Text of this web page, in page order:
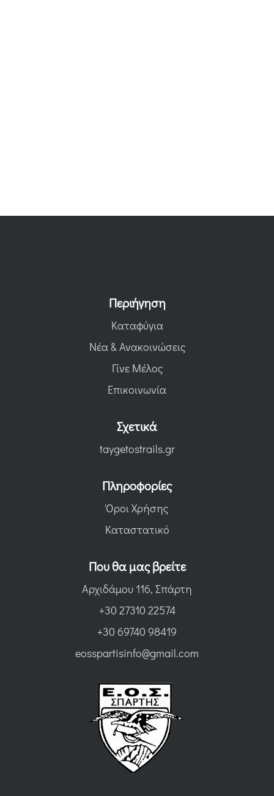
Περιήγηση
Καταφύγια
Νέα & Ανακοινώσεις
Γίνε Μέλος
Επικοινωνία
Σχετικά
taygetostrails.gr
Πληροφορίες
Όροι Χρήσης
Καταστατικό
Που θα μας βρείτε
Αρχιδάμου 116, Σπάρτη
+30 27310 22574
+30 69740 98419
eosspartisinfo@gmail.com